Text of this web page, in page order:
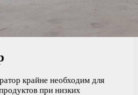
крайне необходим для
при низких